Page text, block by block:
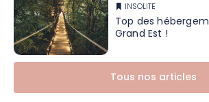
INSOLITE
Top des
Grand Est !
Tous nos articles